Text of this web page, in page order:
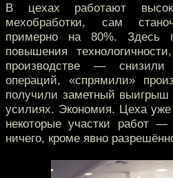
В цехах работают
мехобработки, сам
примерно на 80%.
повышения
производстве — снизили
операций, «спрямили»
получили заметный
усилиях. Экономия. Цеха уже
некоторые участки работ
ничего, кроме явно